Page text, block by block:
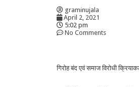
graminujala
April 2, 2021
5:02 pm
No Comments
गिरोह बंद एवं समाज विरोधी